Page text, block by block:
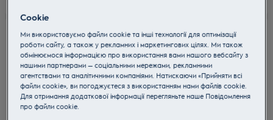
Cookie
Ми використовуємо файли cookie та інші технології для оптимізації
роботи сайту, а також у рекламних і маркетингових цілях. Ми також
обмінюємося інформацією про використання вами нашого вебсайту з
нашими партнерами — соціальними мережами, рекламними
агентствами та аналітичними компаніями. Натискаючи «Прийняти всі
файли cookie», ви погоджуєтеся з використанням нами файлів cookie.
Для отримання додаткової інформації перегляньте наше Пoвідомлення
прo файли cookie.